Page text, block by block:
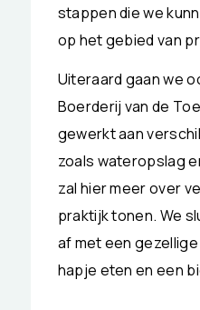
stappen die we
op het gebied van
Uiteraard gaan we
Boerderij van de
gewerkt aan
zoals wateropslag
zal hier meer over
praktijk tonen. We
af met een
hapje eten en een